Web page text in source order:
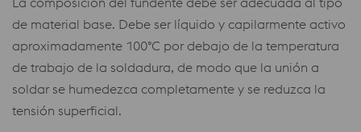
de material base. Debe ser líquido y capilarmente activo
aproximadamente 100°C por debajo de la temperatura
de trabajo de la soldadura, de modo que la unión a
soldar se humedezca completamente y se reduzca la
tensión superficial.